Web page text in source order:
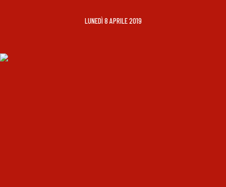
LUNEDÌ 8 APRILE 2019